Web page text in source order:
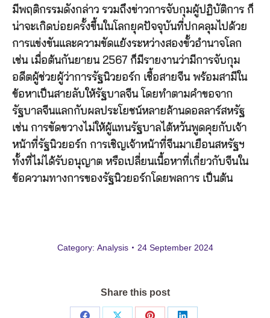
มีพฤติกรรมดังกล่าว รวมถึงข่าวการจับกุมผู้ปฏิบัติการ ก็
น่าจะเกิดบ่อยครั้งขึ้นในโลกยุคปัจจุบันที่ปกคลุมไปด้วย
การแข่งขันและความขัดแย้งระหว่างสองขั้วอำนาจโลก
เช่น เมื่อต้นกันยายน 2567 ก็มีรายงานว่ามีการจับกุม
อดีตผู้ช่วยผู้ว่าการรัฐนิวยอร์ก เชื้อสายจีน พร้อมสามีใน
ข้อหาเป็นสายลับให้รัฐบาลจีน โดยทำตามคำขอจาก
รัฐบาลจีนแลกกับผลประโยชน์หลายล้านดอลลาร์สหรัฐ
เช่น การขัดขวางไม่ให้ผู้แทนรัฐบาลไต้หวันพูดคุยกับเจ้า
หน้าที่รัฐนิวยอร์ก การเชิญเจ้าหน้าที่จีนมาเยือนสหรัฐฯ
ทั้งที่ไม่ได้รับอนุญาต หรือเปลี่ยนเนื้อหาที่เกี่ยวกับจีนใน
ข้อความทางการของรัฐนิวยอร์กโดยพลการ เป็นต้น
Category: Analysis 24 September 2024
Share this post